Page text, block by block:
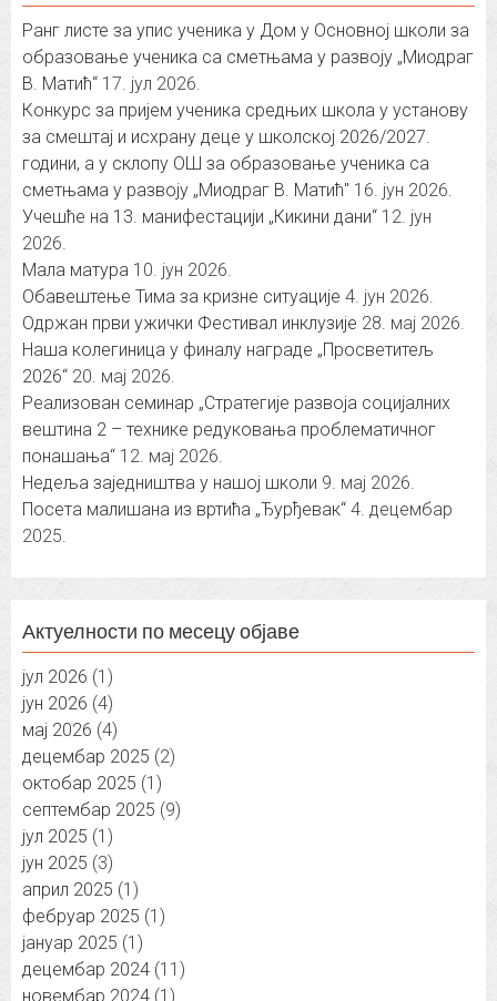
Ранг листе за упис ученика у Дом у Основној школи за
образовање ученика са сметњама у развоју „Миодраг
В. Матић“ 17. јул 2026.
Конкурс за пријем ученика средњих школа у установу
за смештај и исхрану деце у школској 2026/2027.
години, а у склопу ОШ за образовање ученика са
сметњама у развоју „Миодраг В. Матић″ 16. јун 2026.
Учешће на 13. манифестацији „Кикини дани“ 12. јун
2026.
Мала матура 10. јун 2026.
Обавештење Тима за кризне ситуације 4. јун 2026.
Одржан први ужички Фестивал инклузије 28. мај 2026.
Наша колегиница у финалу награде „Просветитељ
2026“ 20. мај 2026.
Реализован семинар „Стратегије развоја социјалних
вештина 2 – технике редуковања проблематичног
понашања“ 12. мај 2026.
Недеља заједништва у нашој школи 9. мај 2026.
Посета малишана из вртића „Ђурђевак“ 4. децембар
2025.
Актуелности по месецу објаве
јул 2026 (1)
јун 2026 (4)
мај 2026 (4)
децембар 2025 (2)
октобар 2025 (1)
септембар 2025 (9)
јул 2025 (1)
јун 2025 (3)
април 2025 (1)
фебруар 2025 (1)
јануар 2025 (1)
децембар 2024 (11)
новембар 2024 (1)